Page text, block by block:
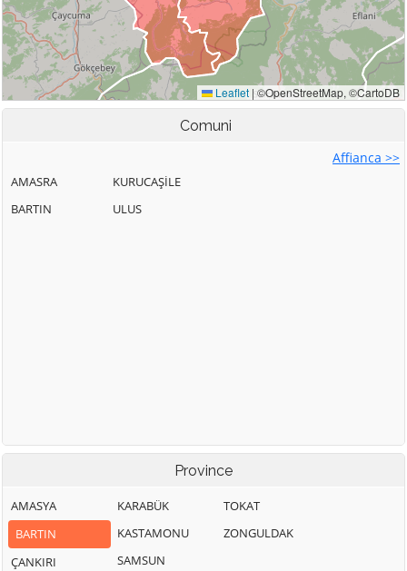
Comuni
Affianca >>
AMASRA
BARTIN
KURUCAŞİLE
ULUS
Province
AMASYA
BARTIN
ÇANKIRI
KARABÜK
KASTAMONU
SAMSUN
TOKAT
ZONGULDAK